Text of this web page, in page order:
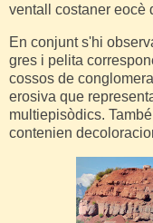
ventall costaner eocè
En conjunt s'hi
gres i pelita
cossos de
erosiva que
multiepisòdics.
contenien